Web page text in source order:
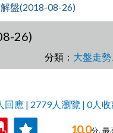
盤(2018-08-26)
26)
分類： 大盤走勢
回應 | 2779人瀏覽 | 0人
10.0分, 最